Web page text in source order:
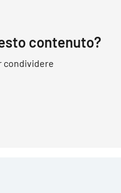
contenuto?
condividere